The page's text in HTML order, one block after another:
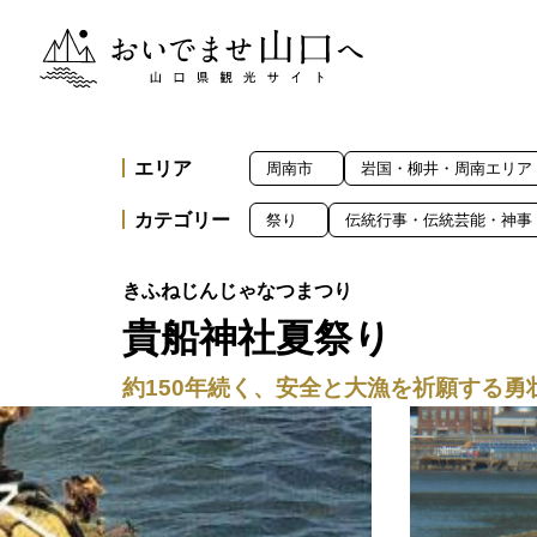
おいでませ山口へー山口県観光サイト
貴船神社夏祭り
約150年続く、安全と大漁を祈願する勇
エリア 周南市 岩国・柳井・周南エリア
カテゴリー 祭り 伝統行事・伝統芸能・神事